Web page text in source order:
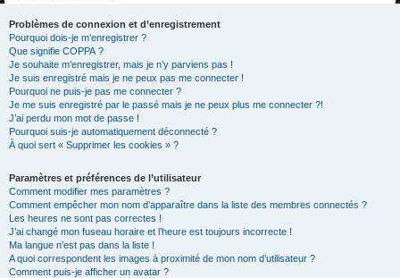
Problèmes de connexion et d’enregistrement
Pourquoi dois-je m’enregistrer ?
Que signifie COPPA ?
Je souhaite m’enregistrer, mais je n’y parviens pas !
Je suis enregistré mais je ne peux pas me connecter !
Pourquoi ne puis-je pas me connecter ?
Je me suis enregistré par le passé mais je ne peux plus me connecter ?!
J’ai perdu mon mot de passe !
Pourquoi suis-je automatiquement déconnecté ?
À quoi sert « Supprimer les cookies » ?
Paramètres et préférences de l’utilisateur
Comment modifier mes paramètres ?
Comment empêcher mon nom d’apparaître dans la liste des membres connectés ?
Les heures ne sont pas correctes !
J’ai changé mon fuseau horaire et l’heure est toujours incorrecte !
Ma langue n’est pas dans la liste !
A quoi correspondent les images à proximité de mon nom d’utilisateur ?
Comment puis-je afficher un avatar ?